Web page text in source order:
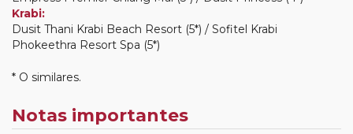
Krabi:
Dusit Thani Krabi Beach Resort (5*) / Sofitel Krabi
Phokeethra Resort Spa (5*)
* O similares.
Notas importantes